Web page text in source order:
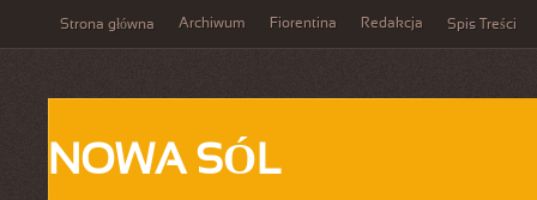
Strona główna Archiwum Fiorentina Redakcja Spis Treści
NOWA SÓL